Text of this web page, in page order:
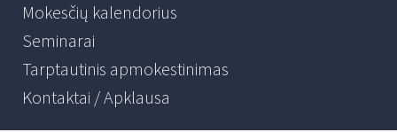
Mokesčių kalendorius
Seminarai
Tarptautinis apmokestinimas
Kontaktai / Apklausa